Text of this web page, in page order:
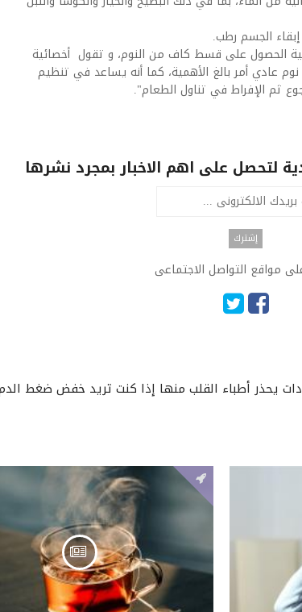
الجسم رطب.
الحصول على قسط كاف من النوم، و تقول أخصائية
نوم عادي أمر بالغ الأهمية، كما أنه يساعد في تنظيم
ثم الإفراط في تناول الطعام".
لتحصل على اهم الاخبار بمجرد نشرها
مواقع التواصل الاجتماعى